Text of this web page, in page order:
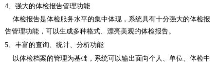
4、强大的体检报告管理功能
体检报告是体检服务水平的集中体现，系统具有十分强大的体检报
告管理功能，可以生成多种格式、漂亮美观的体检报告。
5、丰富的查询、统计、分析功能
以体检档案的管理为基础，系统可以输出面向个人、单位、体检中